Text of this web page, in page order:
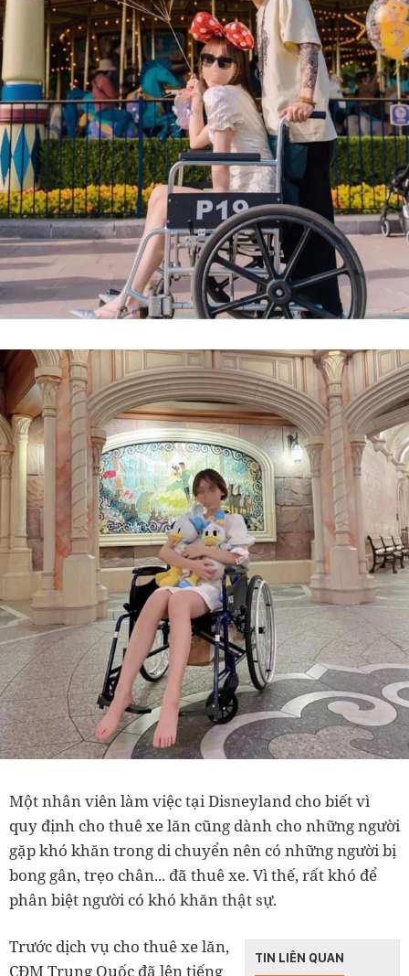
Một nhân viên làm việc tại Disneyland cho biết vì
quy định cho thuê xe lăn cũng dành cho những người
gặp khó khăn trong di chuyển nên có những người bị
bong gân, trẹo chân... đã thuê xe. Vì thế, rất khó để
phân biệt người có khó khăn thật sự.
TIN LIÊN QUAN
Trước dịch vụ cho thuê xe lăn,
CĐM Trung Quốc đã lên tiếng